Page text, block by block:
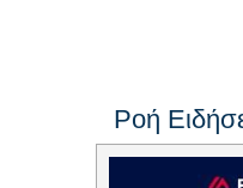
Ροή